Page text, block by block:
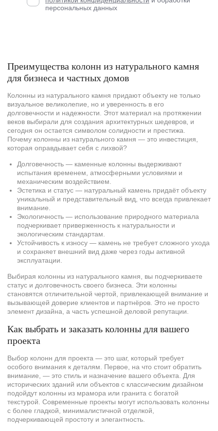
персональных данных
Преимущества колонн из натурального камня
для бизнеса и частных домов
Колонны из натурального камня придают объекту не только
визуальное великолепие, но и уверенность в его
долговечности и надежности. Этот материал на протяжении
веков выбирали для создания архитектурных шедевров, и
сегодня он остается символом солидности и престижа.
Почему колонны из натурального камня — это инвестиция,
которая оправдывает себя с лихвой?
Долговечность — каменные колонны выдерживают
испытания временем, атмосферными условиями и
механическим воздействием.
Эстетика и статус — натуральный камень придаёт объекту
уникальный и представительный вид, что всегда привлекает
внимание.
Экологичность — использование природного материала
подчеркивает приверженность к натуральности и
экологическим стандартам.
Устойчивость к износу — камень не требует сложного ухода
и сохраняет внешний вид даже через годы активной
эксплуатации.
Выбирая колонны из натурального камня, вы подчеркиваете
статус и долговечность своего бизнеса. Эти колонны
становятся отличительной чертой, привлекающей внимание и
вызывающей доверие клиентов и партнёров. Это не просто
элемент дизайна, а часть успешной деловой репутации.
Как выбрать и заказать колонны для вашего
проекта
Выбор колонн для проекта — это шаг, который требует
особого внимания к деталям. Первое, на что стоит обратить
внимание, — это стиль и назначение вашего объекта. Для
исторических зданий или объектов с классическим дизайном
подойдут колонны из мрамора или гранита с богатой
текстурой. Современные проекты могут использовать колонны
с более гладкой, минималистичной отделкой,
подчеркивающей простоту и элегантность.